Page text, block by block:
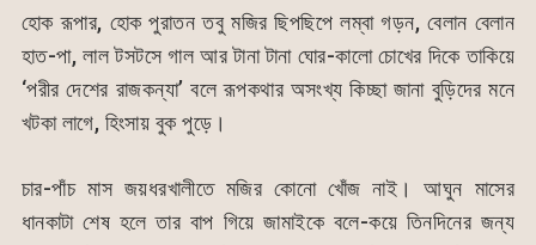
হোক রূপার, হোক পুরাতন তবু মজির ছিপছিপে লম্বা গড়ন, বেলান বেলান
হাত-পা, লাল টসটসে গাল আর টানা টানা ঘোর-কালো চোখের দিকে তাকিয়ে
‘পরীর দেশের রাজকন্যা’ বলে রূপকথার অসংখ্য কিচ্ছা জানা বুড়িদের মনে
খটকা লাগে, হিংসায় বুক পুড়ে।
চার-পাঁচ মাস জয়ধরখালীতে মজির কোনো খোঁজ নাই। আঘুন মাসের
ধানকাটা শেষ হলে তার বাপ গিয়ে জামাইকে বলে-কয়ে তিনদিনের জন্য